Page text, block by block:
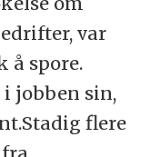
var
å spore.
jobben sin,
flere